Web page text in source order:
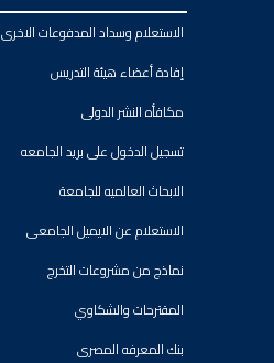
الاستعلام وسداد المدفوعات الاخرى
إفادة أعضاء هيئة التدريس
مكافأه النشر الدولى
تسجيل الدخول على بريد الجامعه
الابحاث العالميه للجامعة
الاستعلام عن الايميل الجامعى
نماذج من مشروعات التخرج
المقترحات والشكاوي
بنك المعرفه المصرى